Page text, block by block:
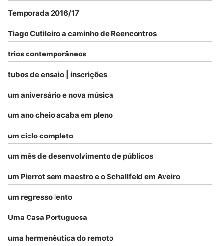
Temporada 2016/17
Tiago Cutileiro a caminho de Reencontros
trios contemporâneos
tubos de ensaio | inscrições
um aniversário e nova música
um ano cheio acaba em pleno
um ciclo completo
um mês de desenvolvimento de públicos
um Pierrot sem maestro e o Schallfeld em Aveiro
um regresso lento
Uma Casa Portuguesa
uma hermenêutica do remoto